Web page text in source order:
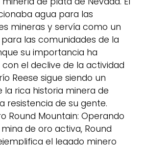
agua para las
mineras y servía como un
las comunidades de la
su importancia ha
con el declive de la actividad
Reese sigue siendo un
la rica historia minera de
resistencia de su gente.
Round Mountain: Operando
de oro activa, Round
el legado minero